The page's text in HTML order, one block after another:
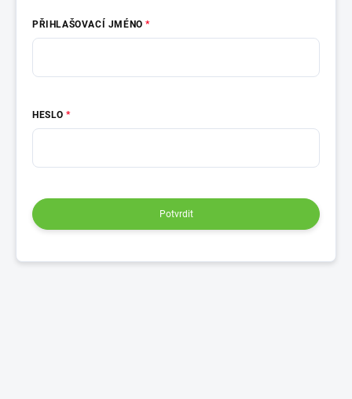
PŘIHLAŠOVACÍ JMÉNO
HESLO
Potvrdit